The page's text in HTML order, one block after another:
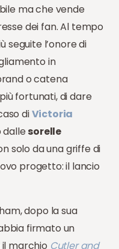
ma che vende
dei fan. Al tempo
seguite l’onore di
in
o catena
fortunati, di dare
diVictoria
sorelle
solo da una griffe di
progetto: il lancio
dopo la sua
firmato un
marchio Cutler and